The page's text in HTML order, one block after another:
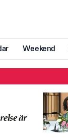
Weekend
är